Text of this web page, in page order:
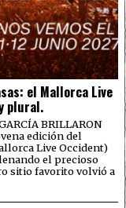
el Mallorca Live
plural.
BRILLARON
edición del
Live Occident)
el precioso
sitio favorito volvió a